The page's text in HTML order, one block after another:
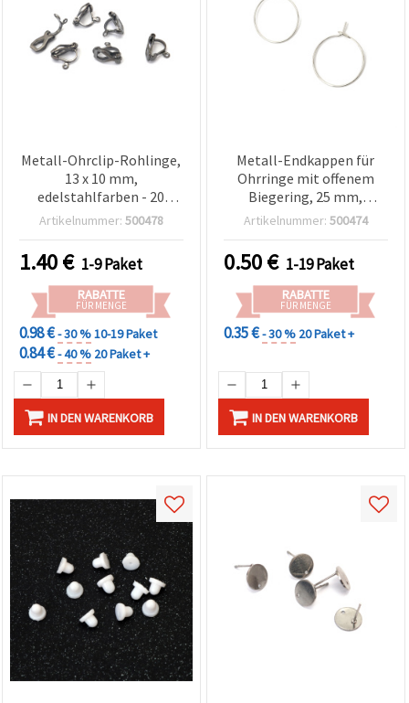
Metall-Ohrclip-Rohlinge,
13 x 10 mm,
edelstahlfarben - 20
Stück, Schmuckzubehör
Artikelnummer: 500478
1.40€ 1-9 Paket
RABATTE
FÜR MENGE
0.98 €- 30 %10-19 Paket
0.84 €- 40 % 20 Paket +
IN DEN WARENKORB
Metall-Endkappen für
Ohrringe mit offenem
Biegering, 25 mm,
silberfarben – 10 Stück
Artikelnummer: 500474
0.50€ 1-19 Paket
RABATTE
FÜR MENGE
0.35 €- 30 % 20 Paket +
IN DEN WARENKORB